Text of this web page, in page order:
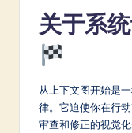
关于系
从上下文图开始是
律。它迫使你在行
审查和修正的视觉